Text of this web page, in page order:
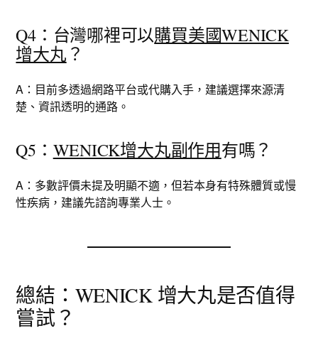
Q4：台灣哪裡可以購買美國WENICK
增大丸 ？
A：目前多透過網路平台或代購入手，建議選擇來源清
楚、資訊透明的通路。
Q5： WENICK增大丸副作用有嗎？
A：多數評價未提及明顯不適，但若本身有特殊體質或慢
性疾病，建議先諮詢專業人士。
總結：WENICK 增大丸是否值得
嘗試？